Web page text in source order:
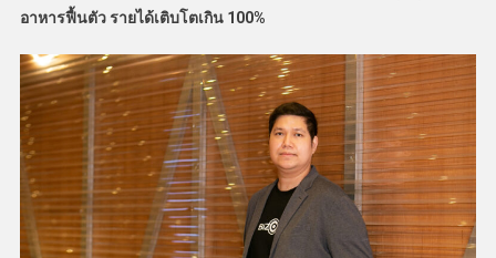
อาหารฟื้นตัว รายได้เติบโตเกิน 100%